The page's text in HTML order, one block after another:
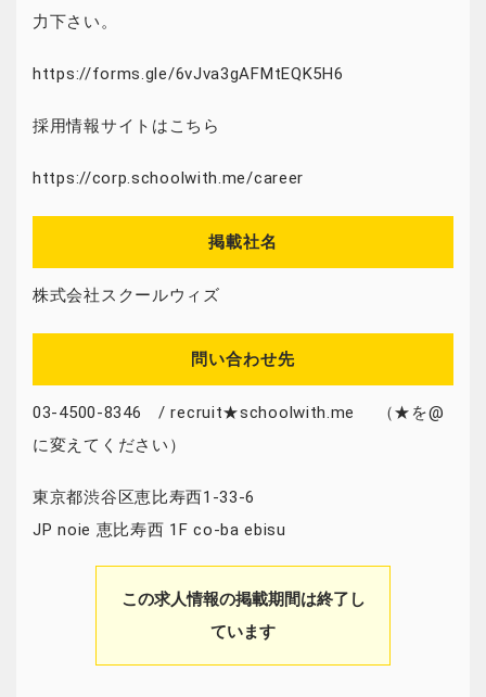
力下さい。
https://forms.gle/6vJva3gAFMtEQK5H6
採用情報サイトはこちら
https://corp.schoolwith.me/career
掲載社名
株式会社スクールウィズ
問い合わせ先
03-4500-8346 / recruit★schoolwith.me （★を@
に変えてください）
東京都渋谷区恵比寿西1-33-6
JP noie 恵比寿西 1F co-ba ebisu
この求人情報の掲載期間は終了し
ています